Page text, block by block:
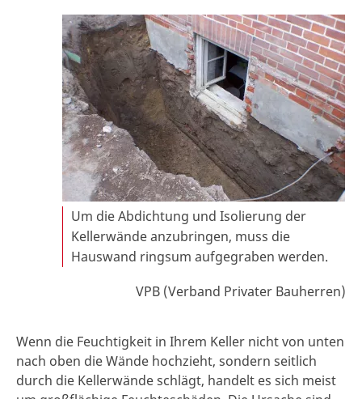
Um die Abdichtung und Isolierung der
Kellerwände anzubringen, muss die
Hauswand ringsum aufgegraben werden.
VPB (Verband Privater Bauherren)
Wenn die Feuchtigkeit in Ihrem Keller nicht von unten
nach oben die Wände hochzieht, sondern seitlich
durch die Kellerwände schlägt, handelt es sich meist